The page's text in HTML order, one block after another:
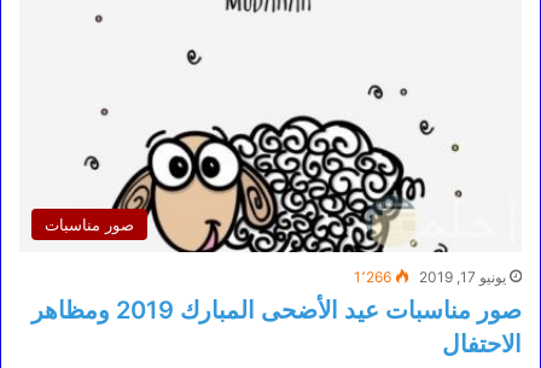
صور مناسبات
يونيو 17, 2019 1٬266
صور مناسبات عيد الأضحى المبارك 2019 ومظاهر
الاحتفال